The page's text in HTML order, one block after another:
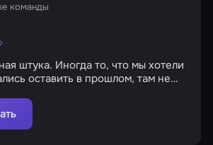
команды
штука. Иногда то, что мы хотели
оставить в прошлом, там не
Дерри, расположившемся в
начинают пропадать люди. Майк,
не покидал этот город, все это